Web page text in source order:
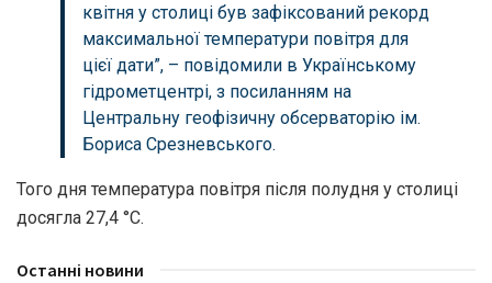
квітня у столиці був зафіксований рекорд
максимальної температури повітря для
цієї дати”, – повідомили в Українському
гідрометцентрі, з посиланням на
Центральну геофізичну обсерваторію ім.
Бориса Срезневського.
Того дня температура повітря після полудня у столиці
досягла 27,4 °С.
Останні новини